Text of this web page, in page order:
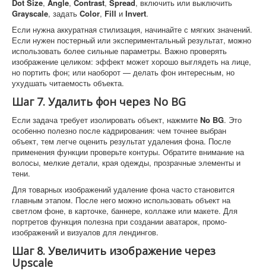
Dot Size, Angle, Contrast, Spread, включить или выключить
Grayscale, задать Color, Fill и Invert.
Если нужна аккуратная стилизация, начинайте с мягких значений.
Если нужен постерный или экспериментальный результат, можно
использовать более сильные параметры. Важно проверять
изображение целиком: эффект может хорошо выглядеть на лице,
но портить фон; или наоборот — делать фон интересным, но
ухудшать читаемость объекта.
Шаг 7. Удалить фон через No BG
Если задача требует изолировать объект, нажмите No BG. Это
особенно полезно после кадрирования: чем точнее выбран
объект, тем легче оценить результат удаления фона. После
применения функции проверьте контуры. Обратите внимание на
волосы, мелкие детали, края одежды, прозрачные элементы и
тени.
Для товарных изображений удаление фона часто становится
главным этапом. После него можно использовать объект на
светлом фоне, в карточке, баннере, коллаже или макете. Для
портретов функция полезна при создании аватарок, промо-
изображений и визуалов для лендингов.
Шаг 8. Увеличить изображение через
Upscale